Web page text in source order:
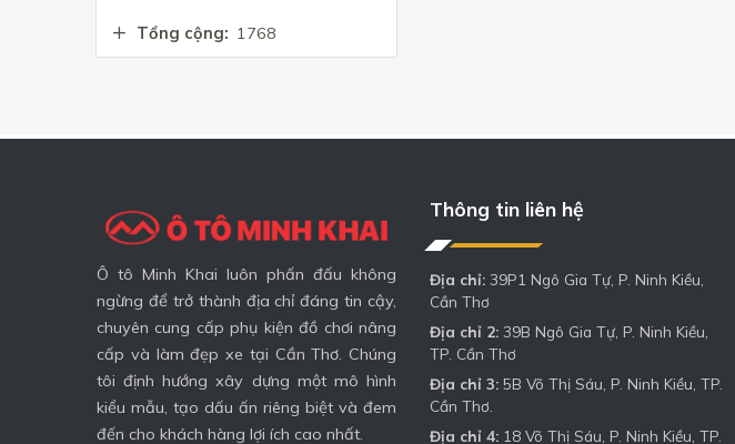
Tổng cộng: 1768
Ô tô Minh Khai luôn phấn đấu không
ngừng để trở thành địa chỉ đáng tin cậy,
chuyên cung cấp phụ kiện đồ chơi nâng
cấp và làm đẹp xe tại Cần Thơ. Chúng
tôi định hướng xây dựng một mô hình
kiểu mẫu, tạo dấu ấn riêng biệt và đem
đến cho khách hàng lợi ích cao nhất.
Thông tin liên hệ
Địa chỉ: 39P1 Ngô Gia Tự, P. Ninh Kiều,
Cần Thơ
Địa chỉ 2: 39B Ngô Gia Tự, P. Ninh Kiều,
TP. Cần Thơ
Địa chỉ 3: 5B Võ Thị Sáu, P. Ninh Kiều, TP.
Cần Thơ.
Địa chỉ 4: 18 Võ Thị Sáu, P. Ninh Kiều, TP.